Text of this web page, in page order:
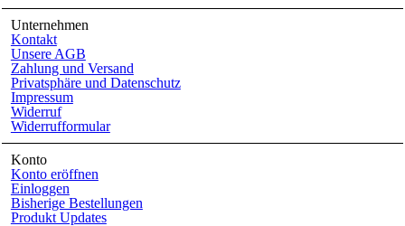
Unternehmen
Kontakt
Unsere AGB
Zahlung und Versand
Privatsphäre und Datenschutz
Impressum
Widerruf
Widerrufformular
Konto
Konto eröffnen
Einloggen
Bisherige Bestellungen
Produkt Updates